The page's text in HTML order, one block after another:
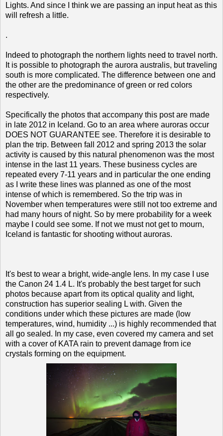
Lights. And since I think we are passing an input heat as this
will refresh a little.
.
Indeed to photograph the northern lights need to travel north.
It is possible to photograph the aurora australis, but traveling
south is more complicated. The difference between one and
the other are the predominance of green or red colors
respectively.
Specifically the photos that accompany this post are made
in late 2012 in Iceland. Go to an area where auroras occur
DOES NOT GUARANTEE see. Therefore it is desirable to
plan the trip. Between fall 2012 and spring 2013 the solar
activity is caused by this natural phenomenon was the most
intense in the last 11 years. These business cycles are
repeated every 7-11 years and in particular the one ending
as I write these lines was planned as one of the most
intense of which is remembered. So the trip was in
November when temperatures were still not too extreme and
had many hours of night. So by mere probability for a week
maybe I could see some. If not we must not get to mourn,
Iceland is fantastic for shooting without auroras.
It's best to wear a bright, wide-angle lens. In my case I use
the Canon 24 1.4 L. It's probably the best target for such
photos because apart from its optical quality and light,
construction has superior sealing L with. Given the
conditions under which these pictures are made ​​(low
temperatures, wind, humidity ...) is highly recommended that
all go sealed. In my case, even covered my camera and set
with a cover of KATA rain to prevent damage from ice
crystals forming on the equipment.